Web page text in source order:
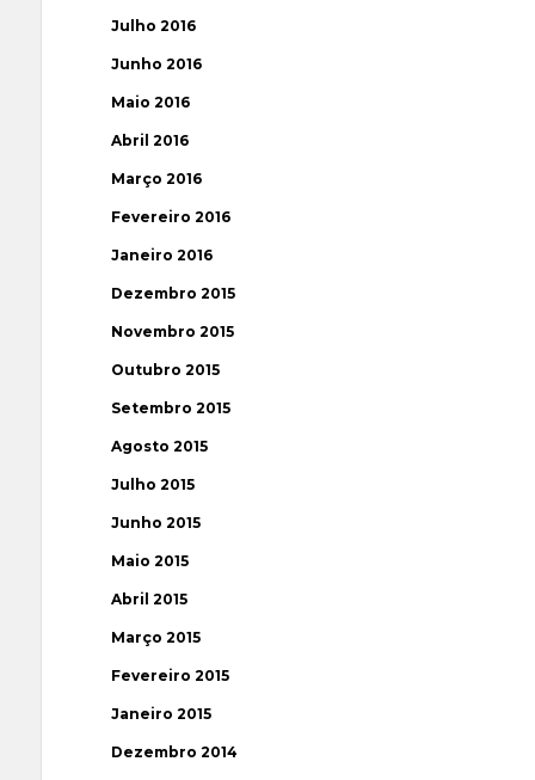
Julho 2016
Junho 2016
Maio 2016
Abril 2016
Março 2016
Fevereiro 2016
Janeiro 2016
Dezembro 2015
Novembro 2015
Outubro 2015
Setembro 2015
Agosto 2015
Julho 2015
Junho 2015
Maio 2015
Abril 2015
Março 2015
Fevereiro 2015
Janeiro 2015
Dezembro 2014